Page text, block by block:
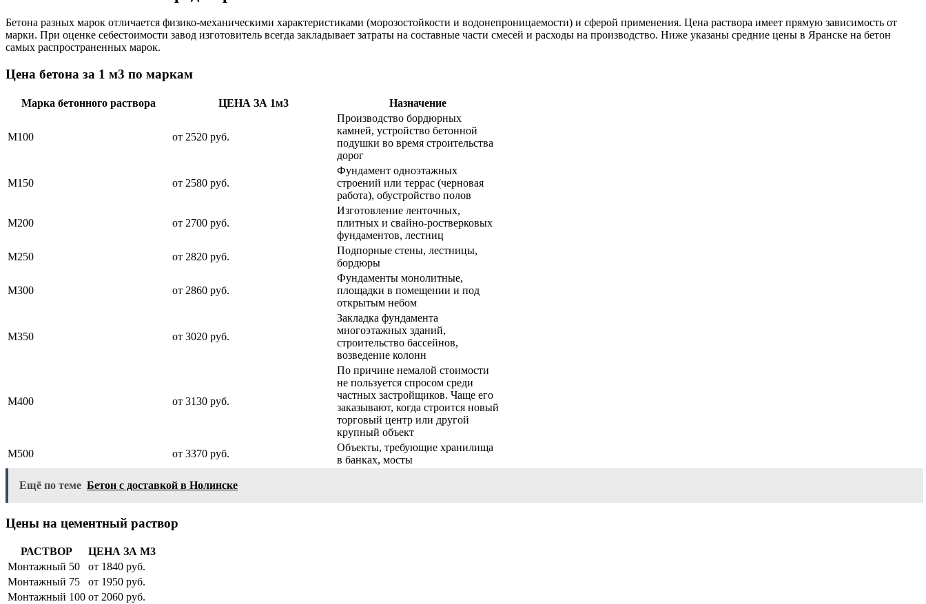
Бетона разных марок отличается физико-механическими характеристиками (морозостойкости и водонепроницаемости) и сферой применения. Цена раствора имеет прямую зависимость от
марки. При оценке себестоимости завод изготовитель всегда закладывает затраты на составные части смесей и расходы на производство. Ниже указаны средние цены в Яранске на бетон
самых распространенных марок.
Цена бетона за 1 м3 по маркам
Марка бетонного раствора ЦЕНА ЗА 1м3 Назначение
М100 от 2520 руб.
Производство бордюрных
камней, устройство бетонной
подушки во время строительства
дорог
М150 от 2580 руб.
Фундамент одноэтажных
строений или террас (черновая
работа), обустройство полов
М200 от 2700 руб.
Изготовление ленточных,
плитных и свайно-ростверковых
фундаментов, лестниц
М250
от 2820 руб.
Подпорные стены, лестницы,
бордюры
М300 от 2860 руб.
Фундаменты монолитные,
площадки в помещении и под
открытым небом
М350 от 3020 руб.
Закладка фундамента
многоэтажных зданий,
строительство бассейнов,
возведение колонн
М400 от 3130 руб.
По причине немалой стоимости
не пользуется спросом среди
частных застройщиков. Чаще его
заказывают, когда строится новый
торговый центр или другой
крупный объект
М500
от 3370 руб.
Объекты, требующие хранилища
в банках, мосты
Ещё по теме Бетон с доставкой в Нолинске
Цены на цементный раствор
РАСТВОР
ЦЕНА ЗА М3
Монтажный 50
от 1840 руб.
Монтажный 75
от 1950 руб.
Монтажный 100 от 2060 руб.